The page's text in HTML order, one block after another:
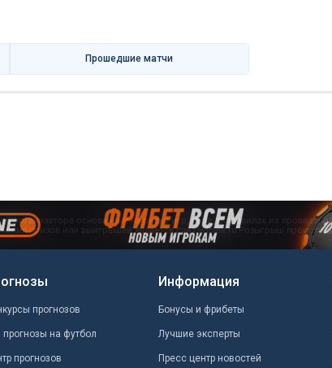
Прошедшие матчи
прогнозов
прогнозы на футбол
прогнозов
Информация
Бонусы и фрибеты
Лучшие эксперты
Пресс центр новостей